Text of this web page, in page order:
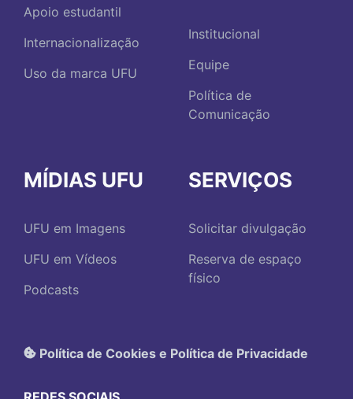
Apoio estudantil
Internacionalização
Uso da marca UFU
Institucional
Equipe
Política de
Comunicação
MÍDIAS UFU
UFU em Imagens
UFU em Vídeos
Podcasts
SERVIÇOS
Solicitar divulgação
Reserva de espaço
físico
Política de Cookies e Política de Privacidade